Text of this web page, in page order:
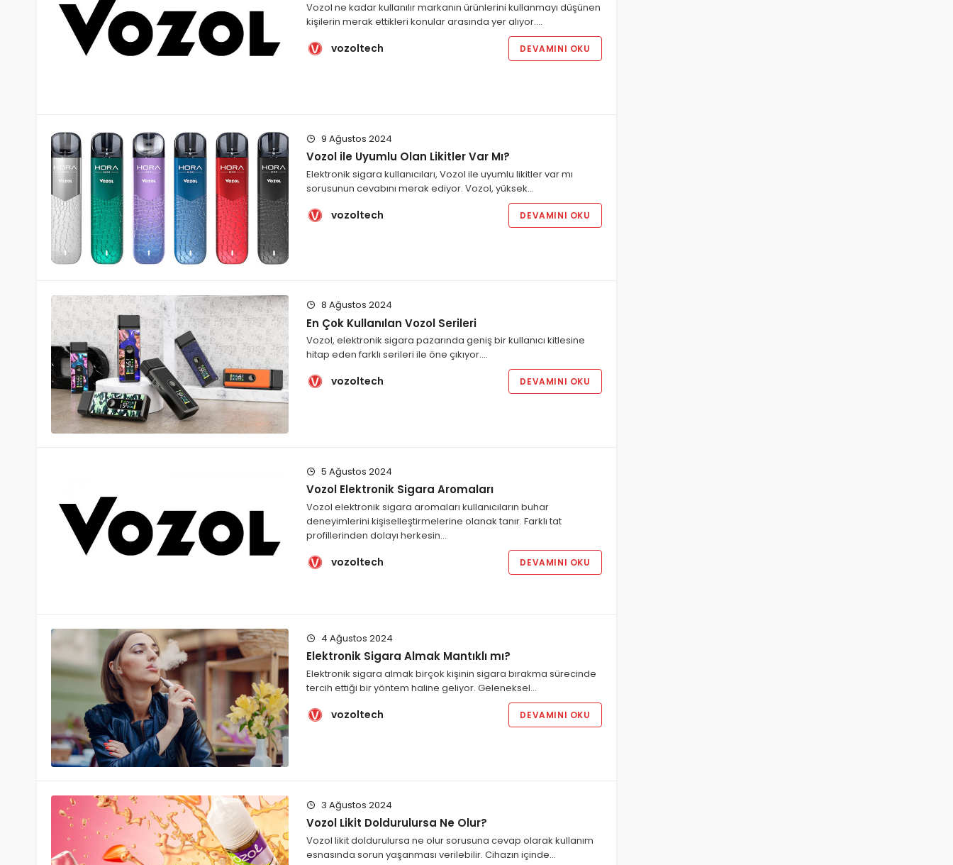
Vozol ne kadar kullanılır markanın ürünlerini kullanmayı düşünen
kişilerin merak ettikleri konular arasında yer alıyor.…
vozoltech DEVAMINI OKU
9 Ağustos 2024
Vozol ile Uyumlu Olan Likitler Var Mı?
Elektronik sigara kullanıcıları, Vozol ile uyumlu likitler var mı
sorusunun cevabını merak ediyor. Vozol, yüksek…
vozoltech DEVAMINI OKU
8 Ağustos 2024
En Çok Kullanılan Vozol Serileri
Vozol, elektronik sigara pazarında geniş bir kullanıcı kitlesine
hitap eden farklı serileri ile öne çıkıyor.…
vozoltech DEVAMINI OKU
5 Ağustos 2024
Vozol Elektronik Sigara Aromaları
Vozol elektronik sigara aromaları kullanıcıların buhar
deneyimlerini kişiselleştirmelerine olanak tanır. Farklı tat
profillerinden dolayı herkesin…
vozoltech DEVAMINI OKU
4 Ağustos 2024
Elektronik Sigara Almak Mantıklı mı?
Elektronik sigara almak birçok kişinin sigara bırakma sürecinde
tercih ettiği bir yöntem haline geliyor. Geleneksel…
vozoltech DEVAMINI OKU
3 Ağustos 2024
Vozol Likit Doldurulursa Ne Olur?
Vozol likit doldurulursa ne olur sorusuna cevap olarak kullanım
esnasında sorun yaşanması verilebilir. Cihazın içinde…